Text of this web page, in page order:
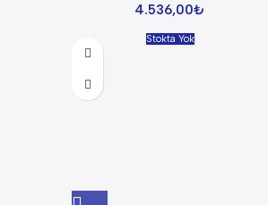
4.536,00₺
Stokta Yok